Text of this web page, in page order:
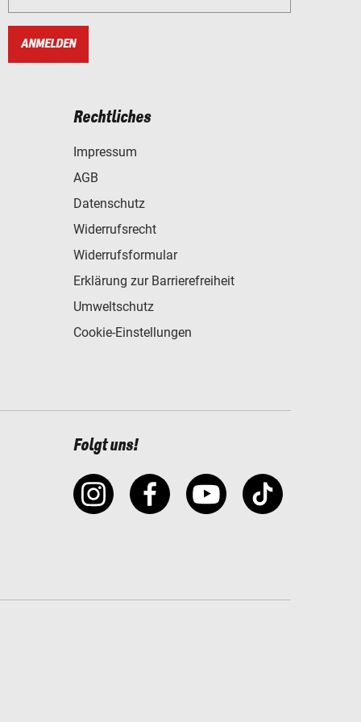
ANMELDEN
Rechtliches
Impressum
AGB
Datenschutz
Widerrufsrecht
Widerrufsformular
Erklärung zur Barrierefreiheit
Umweltschutz
Cookie-Einstellungen
Folgt uns!